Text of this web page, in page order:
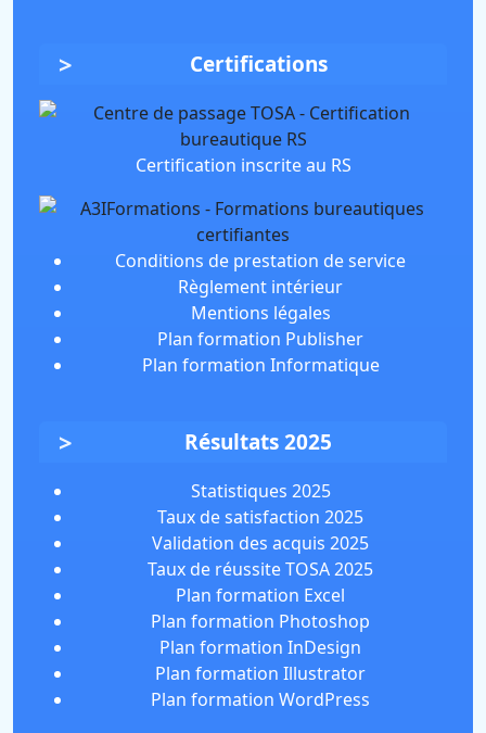
Certifications
Certification inscrite au RS
Conditions de prestation de service
Règlement intérieur
Mentions légales
Plan formation Publisher
Plan formation Informatique
Résultats 2025
Statistiques 2025
Taux de satisfaction 2025
Validation des acquis 2025
Taux de réussite TOSA 2025
Plan formation Excel
Plan formation Photoshop
Plan formation InDesign
Plan formation Illustrator
Plan formation WordPress